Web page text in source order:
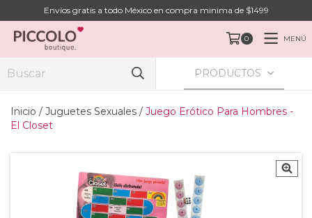
Envíos gratis a todo México en compra minima de $1499
0 MENÚ
PRODUCTOS
Inicio / Juguetes Sexuales / Juego Erótico Para Hombres -
El Closet